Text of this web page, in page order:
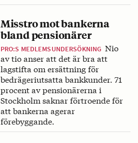
Misstro mot bankerna
bland pensionärer
PRO:S MEDLEMSUNDERSÖKNING Nio
av tio anser att det är bra att
lagstifta om ersättning för
bedrägeriutsatta bankkunder. 71
procent av pensionärerna i
Stockholm saknar förtroende för
att bankerna agerar
förebyggande.